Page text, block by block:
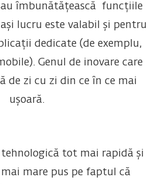
îmbunătățească funcțiile
lucru este valabil și pentru
dedicate (de exemplu,
Genul de inovare care
de zi cu zi din ce în ce mai
ușoară.
tot mai rapidă și
mare pus pe faptul că